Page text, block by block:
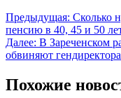
Предыдущая: Сколько
пенсию в 40, 45 и 50
Далее: В Зареченском
обвиняют
Похожие